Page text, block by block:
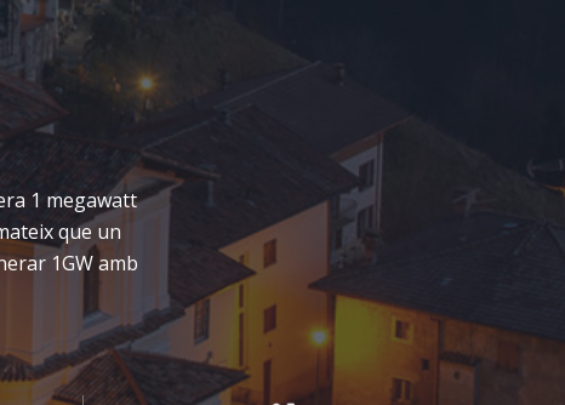
1 megawatt
que un
1GW amb